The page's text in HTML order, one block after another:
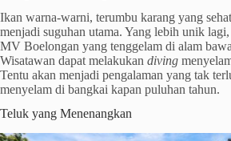
Ikan warna-warni, terumbu karang yang
menjadi suguhan utama. Yang lebih unik
MV Boelongan yang tenggelam di alam
Wisatawan dapat melakukan diving
Tentu akan menjadi pengalaman yang tak
menyelam di bangkai kapan puluhan tahun.
Teluk yang Menenangkan